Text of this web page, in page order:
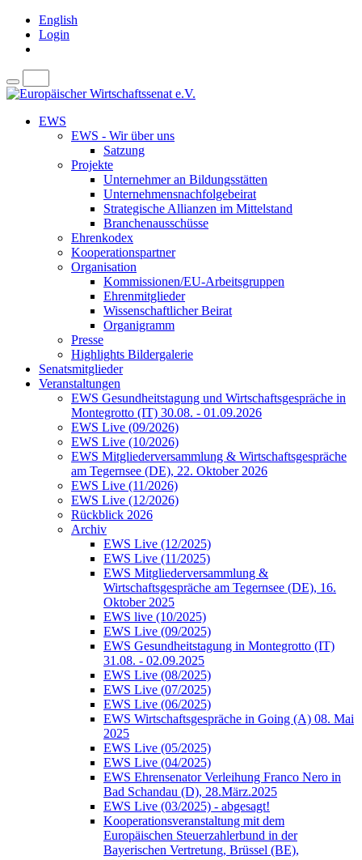
English
Login
EWS
EWS - Wir über uns
Satzung
Projekte
Unternehmer an Bildungsstätten
Unternehmensnachfolgebeirat
Strategische Allianzen im Mittelstand
Branchenausschüsse
Ehrenkodex
Kooperationspartner
Organisation
Kommissionen/EU-Arbeitsgruppen
Ehrenmitglieder
Wissenschaftlicher Beirat
Organigramm
Presse
Highlights Bildergalerie
Senatsmitglieder
Veranstaltungen
EWS Gesundheitstagung und Wirtschaftsgespräche in
Montegrotto (IT) 30.08. - 01.09.2026
EWS Live (09/2026)
EWS Live (10/2026)
EWS Mitgliederversammlung & Wirtschaftsgespräche
am Tegernsee (DE), 22. Oktober 2026
EWS Live (11/2026)
EWS Live (12/2026)
Rückblick 2026
Archiv
EWS Live (12/2025)
EWS Live (11/2025)
EWS Mitgliederversammlung &
Wirtschaftsgespräche am Tegernsee (DE), 16.
Oktober 2025
EWS live (10/2025)
EWS Live (09/2025)
EWS Gesundheitstagung in Montegrotto (IT)
31.08. - 02.09.2025
EWS Live (08/2025)
EWS Live (07/2025)
EWS Live (06/2025)
EWS Wirtschaftsgespräche in Going (A) 08. Mai
2025
EWS Live (05/2025)
EWS Live (04/2025)
EWS Ehrensenator Verleihung Franco Nero in
Bad Schandau (D), 28.März.2025
EWS Live (03/2025) - abgesagt!
Kooperationsveranstaltung mit dem
Europäischen Steuerzahlerbund in der
Bayerischen Vertretung, Brüssel (BE),